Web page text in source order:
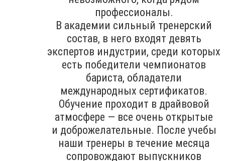
профессионалы.
В академии сильный тренерский
состав, в него входят девять
экспертов индустрии, среди которых
есть победители чемпионатов
бариста, обладатели
международных сертификатов.
Обучение проходит в драйвовой
атмосфере — все очень открытые
и доброжелательные. После учебы
наши тренеры в течение месяца
сопровождают выпускников